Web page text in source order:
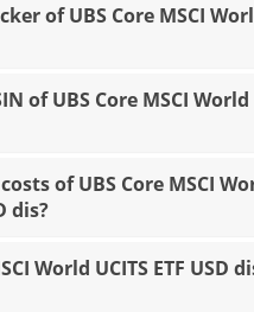
of UBS Core MSCI
of UBS Core MSCI World
of UBS Core MSCI
dis?
World UCITS ETF USD